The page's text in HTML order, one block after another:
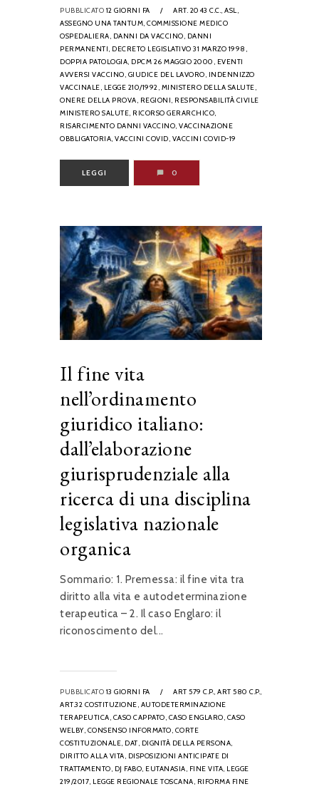
PUBBLICATO 12 GIORNI FA / ART. 2043 C.C., ASL,
ASSEGNO UNA TANTUM, COMMISSIONE MEDICO
OSPEDALIERA, DANNI DA VACCINO, DANNI
PERMANENTI, DECRETO LEGISLATIVO 31 MARZO 1998,
DOPPIA PATOLOGIA, DPCM 26 MAGGIO 2000, EVENTI
AVVERSI VACCINO, GIUDICE DEL LAVORO, INDENNIZZO
VACCINALE, LEGGE 210/1992, MINISTERO DELLA SALUTE,
ONERE DELLA PROVA, REGIONI, RESPONSABILITÀ CIVILE
MINISTERO SALUTE, RICORSO GERARCHICO,
RISARCIMENTO DANNI VACCINO, VACCINAZIONE
OBBLIGATORIA, VACCINI COVID, VACCINI COVID-19
LEGGI 0
Il fine vita
nell’ordinamento
giuridico italiano:
dall’elaborazione
giurisprudenziale alla
ricerca di una disciplina
legislativa nazionale
organica
Sommario: 1. Premessa: il fine vita tra
diritto alla vita e autodeterminazione
terapeutica – 2. Il caso Englaro: il
riconoscimento del...
PUBBLICATO 13 GIORNI FA / ART 579 C.P., ART 580 C.P.,
ART.32 COSTITUZIONE, AUTODETERMINAZIONE
TERAPEUTICA, CASO CAPPATO, CASO ENGLARO, CASO
WELBY, CONSENSO INFORMATO, CORTE
COSTITUZIONALE, DAT, DIGNITÀ DELLA PERSONA,
DIRITTO ALLA VITA, DISPOSIZIONI ANTICIPATE DI
TRATTAMENTO, DJ FABO, EUTANASIA, FINE VITA, LEGGE
219/2017, LEGGE REGIONALE TOSCANA, RIFORMA FINE